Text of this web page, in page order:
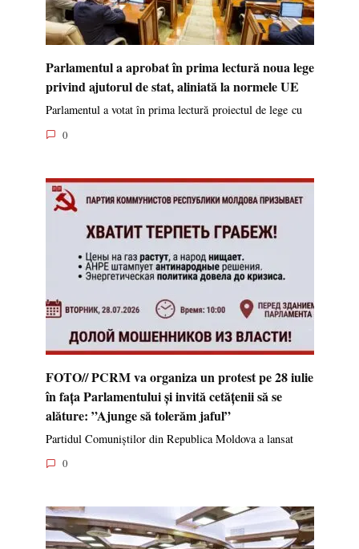
Parlamentul a aprobat în prima lectură noua lege
privind ajutorul de stat, aliniată la normele UE
Parlamentul a votat în prima lectură proiectul de lege cu
0
FOTO// PCRM va organiza un protest pe 28 iulie
în fața Parlamentului și invită cetățenii să se
alăture: ”Ajunge să tolerăm jaful”
Partidul Comuniștilor din Republica Moldova a lansat
0